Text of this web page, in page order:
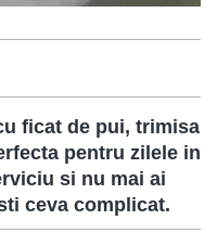
ficat de pui, trimisa
pentru zilele in
si nu mai ai
ceva complicat.